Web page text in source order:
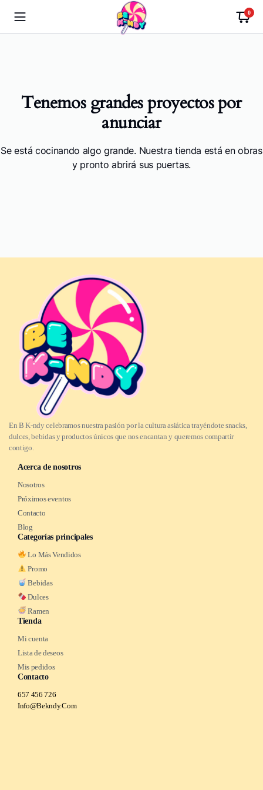
0
Tenemos grandes proyectos por
anunciar
Se está cocinando algo grande. Nuestra tienda está en obras
y pronto abrirá sus puertas.
En B K-ndy celebramos nuestra pasión por la cultura asiática trayéndote snacks,
dulces, bebidas y productos únicos que nos encantan y queremos compartir
contigo.
Acerca de nosotros
Nosotros
Próximos eventos
Contacto
Blog
Categorías principales
Lo Más Vendidos
Promo
Bebidas
Dulces
Ramen
Tienda
Mi cuenta
Lista de deseos
Mis pedidos
Contacto
657 456 726
Info@Bekndy.Com